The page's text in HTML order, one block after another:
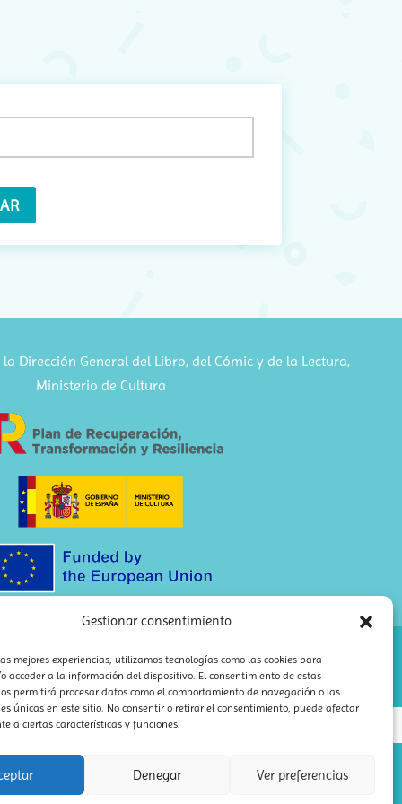
Gestionar consentimiento
mejores experiencias, utilizamos tecnologías como las cookies para
acceder a la información del dispositivo. El consentimiento de estas
permitirá procesar datos como el comportamiento de navegación o las
únicas en este sitio. No consentir o retirar el consentimiento, puede afectar
a ciertas características y funciones.
Denegar Ver preferencias
Dirección General del Libro, del Cómic y de la Lectura,
Ministerio de Cultura
Contacto
Sitemap HTML